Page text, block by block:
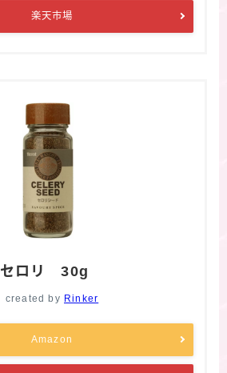
楽天市場
セロリ 30g
created by Rinker
Amazon